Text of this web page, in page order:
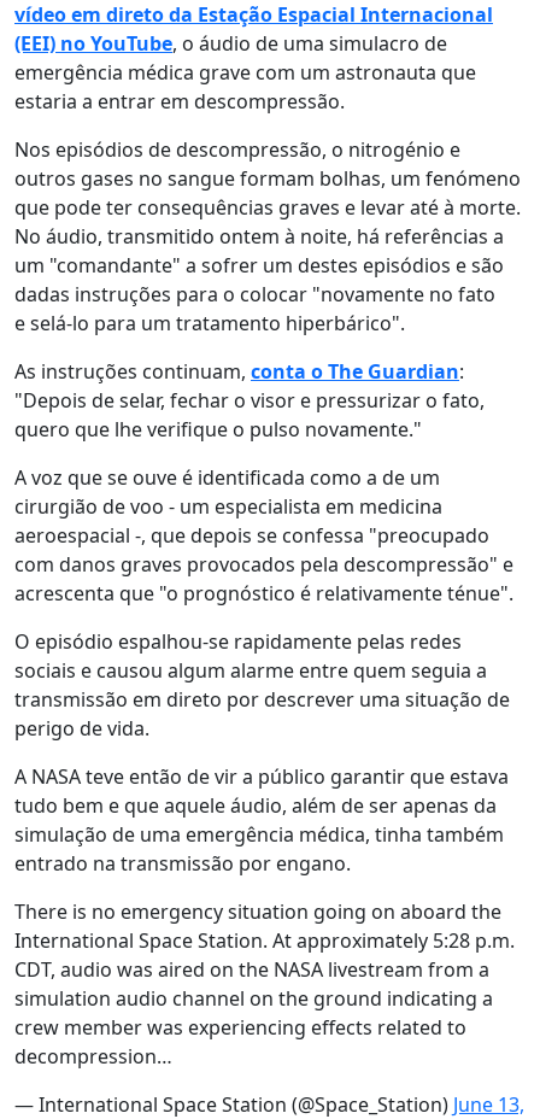
vídeo em direto da Estação Espacial Internacional
(EEI) no YouTube, o áudio de uma simulacro de
emergência médica grave com um astronauta que
estaria a entrar em descompressão.
Nos episódios de descompressão, o nitrogénio e
outros gases no sangue formam bolhas, um fenómeno
que pode ter consequências graves e levar até à morte.
No áudio, transmitido ontem à noite, há referências a
um "comandante" a sofrer um destes episódios e são
dadas instruções para o colocar "novamente no fato
e selá-lo para um tratamento hiperbárico".
As instruções continuam, conta o The Guardian:
"Depois de selar, fechar o visor e pressurizar o fato,
quero que lhe verifique o pulso novamente."
A voz que se ouve é identificada como a de um
cirurgião de voo - um especialista em medicina
aeroespacial -, que depois se confessa "preocupado
com danos graves provocados pela descompressão" e
acrescenta que "o prognóstico é relativamente ténue".
O episódio espalhou-se rapidamente pelas redes
sociais e causou algum alarme entre quem seguia a
transmissão em direto por descrever uma situação de
perigo de vida.
A NASA teve então de vir a público garantir que estava
tudo bem e que aquele áudio, além de ser apenas da
simulação de uma emergência médica, tinha também
entrado na transmissão por engano.
There is no emergency situation going on aboard the
International Space Station. At approximately 5:28 p.m.
CDT, audio was aired on the NASA livestream from a
simulation audio channel on the ground indicating a
crew member was experiencing effects related to
decompression…
— International Space Station (@Space_Station) June 13,